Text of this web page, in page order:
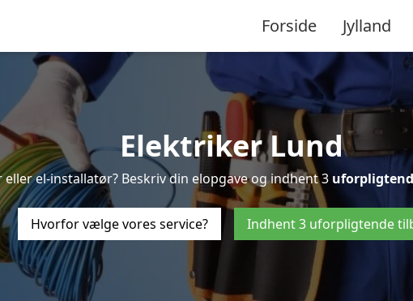
Forside Jylland
Elektriker Lund
el-installatør? Beskriv din elopgave og indhent 3
Hvorfor vælge vores service? Indhent 3 uforpligtende